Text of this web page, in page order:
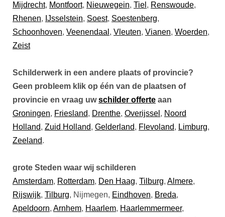
Mijdrecht, Montfoort, Nieuwegein, Tiel , Renswoude,
Rhenen, IJsselstein, Soest, Soestenberg,
Schoonhoven, Veenendaal , Vleuten, Vianen, Woerden,
Zeist
Schilderwerk in een andere plaats of provincie?
Geen probleem klik op één van de plaatsen of
provincie en vraag uwschilder offerte aan
Groningen, Friesland, Drenthe, Overijssel , Noord
Holland, Zuid Holland, Gelderland, Flevoland, Limburg,
Zeeland.
grote Steden waar wij schilderen
Amsterdam, Rotterdam, Den Haag, Tilburg, Almere,
Rijswijk, Tilburg, Nijmegen, Eindhoven, Breda,
Apeldoorn, Arnhem, Haarlem, Haarlemmermeer,